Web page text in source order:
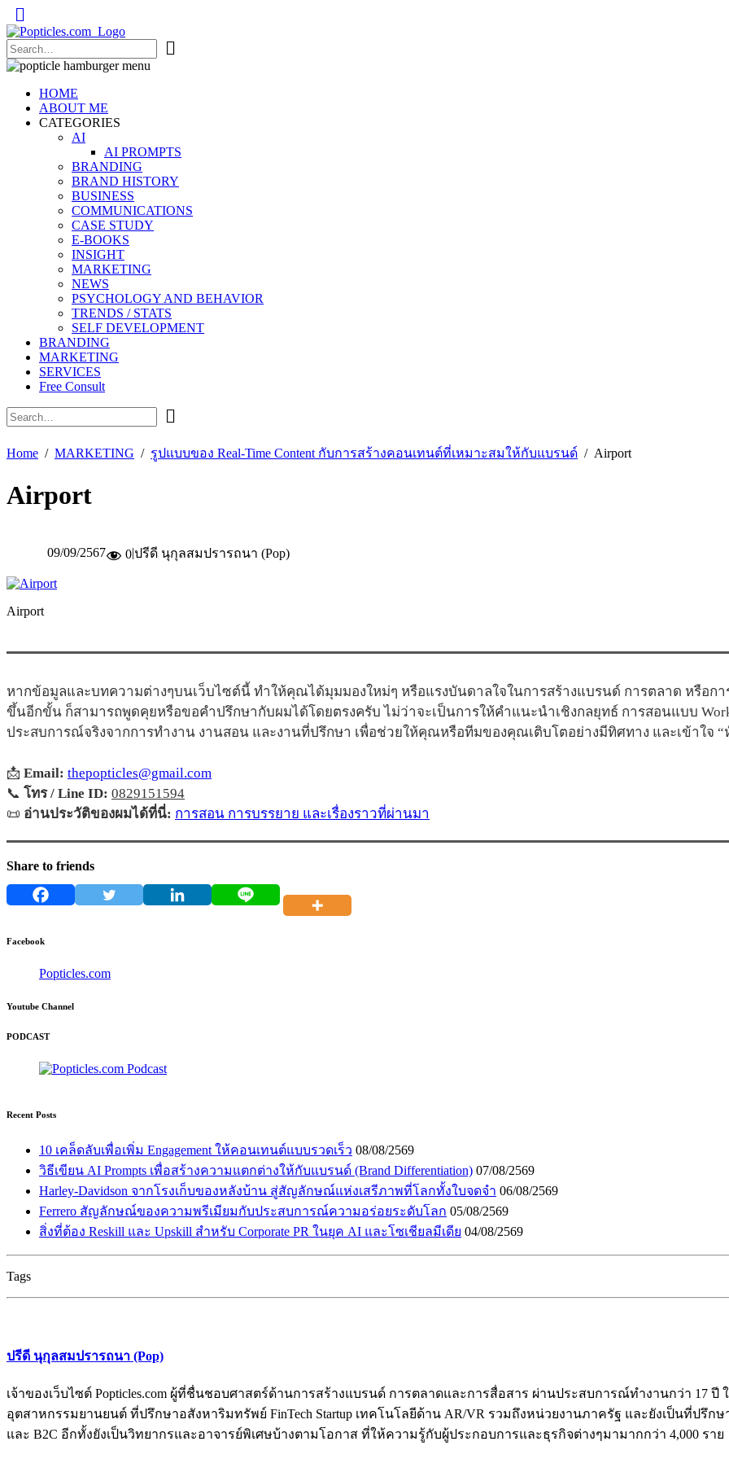
Popticles.com
HOME
ABOUT ME
CATEGORIES
AI
AI PROMPTS
BRANDING
BRAND HISTORY
BUSINESS
COMMUNICATIONS
CASE STUDY
E-BOOKS
INSIGHT
MARKETING
NEWS
PSYCHOLOGY AND BEHAVIOR
TRENDS / STATS
SELF DEVELOPMENT
BRANDING
MARKETING
SERVICES
Free Consult
Home MARKETING รูปแบบของ Real-Time Content กับการสร้างคอนเทนต์ที่เหมาะสมให้กับแบรนด์ Airport
Airport
09/09/2567 0|ปรีดี นุกุลสมปรารถนา (Pop)
Airport
หากข้อมูลและบทความต่างๆบนเว็บไซต์นี้ ทำให้คุณได้มุมมองใหม่ๆ หรือแรงบันดาลใจในการสร้างแบรนด์ การตลาด หรือก
ขึ้นอีกขั้น ก็สามารถพูดคุยหรือขอคำปรึกษากับผมได้โดยตรงครับ ไม่ว่าจะเป็นการให้คำแนะนำเชิงกลยุทธ์ การสอนแบบ
ประสบการณ์จริงจากการทำงาน งานสอน และงานที่ปรึกษา เพื่อช่วยให้คุณหรือทีมของคุณเติบโตอย่างมีทิศทาง และเข้าใจ
📩 Email: thepopticles@gmail.com
📞 โทร / Line ID: 0829151594
📜 อ่านประวัติของผมได้ที่นี่: การสอน การบรรยาย และเรื่องราวที่ผ่านมา
Share to friends
Facebook
Popticles.com
Youtube Channel
PODCAST
Recent Posts
10 เคล็ดลับเพื่อเพิ่ม Engagement ให้คอนเทนต์แบบรวดเร็ว 08/08/2569
วิธีเขียน AI Prompts เพื่อสร้างความแตกต่างให้กับแบรนด์ (Brand Differentiation) 07/08/2569
Harley-Davidson จากโรงเก็บของหลังบ้าน สู่สัญลักษณ์แห่งเสรีภาพที่โลกทั้งใบจดจำ 06/08/2569
Ferrero สัญลักษณ์ของความพรีเมียมกับประสบการณ์ความอร่อยระดับโลก 05/08/2569
สิ่งที่ต้อง Reskill และ Upskill สำหรับ Corporate PR ในยุค AI และโซเชียลมีเดีย 04/08/2569
Tags
ปรีดี นุกุลสมปรารถนา (Pop)
เจ้าของเว็บไซต์ Popticles.com ผู้ที่ชื่นชอบศาสตร์ด้านการสร้างแบรนด์ การตลาดและการสื่อสาร ผ่านประสบการณ์ทำงานกว่า 17
อุตสาหกรรมยานยนต์ ที่ปรึกษาอสังหาริมทรัพย์ FinTech Startup เทคโนโลยีด้าน AR/VR รวมถึงหน่วยงานภาครัฐ และยังเป็นที่ปรึก
และ B2C อีกทั้งยังเป็นวิทยากรและอาจารย์พิเศษบ้างตามโอกาส ที่ให้ความรู้กับผู้ประกอบการและธุรกิจต่างๆมามากกว่า 4,000 ราย